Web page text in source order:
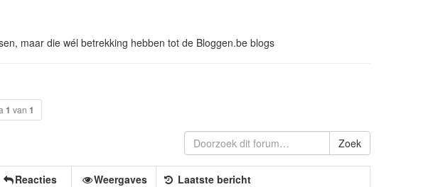
maar die wél betrekking hebben tot de Bloggen.be blogs
1 van 1
Zoek
Reacties Weergaves
Laatste bericht